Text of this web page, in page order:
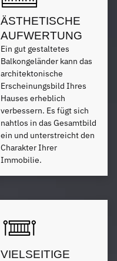
ÄSTHETISCHE
AUFWERTUNG
Ein gut gestaltetes
Balkongeländer kann das
architektonische
Erscheinungsbild Ihres
Hauses erheblich
verbessern. Es fügt sich
nahtlos in das Gesamtbild
ein und unterstreicht den
Charakter Ihrer
Immobilie.
VIELSEITIGE